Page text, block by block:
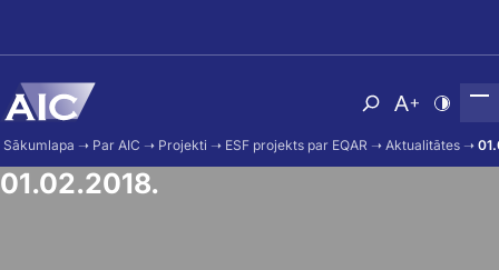
AtvērtNomainīt
Sākumlapa ➝ Par AIC ➝ Projekti ➝ ESF projekts par EQAR ➝ Aktualitātes ➝
01.02.2018.